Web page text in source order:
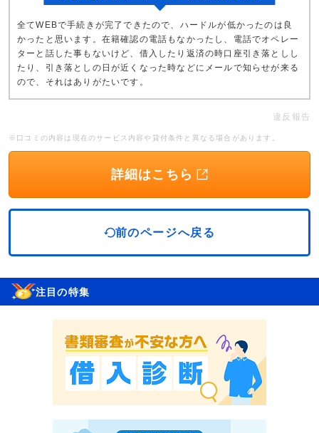
全てWEBで手続きが完了できたので、ハードルが低かったのは良
かったと思います。在籍確認の電話もなかったし、電話でオペレー
ターと話した事もないけど、借入したり返済の時口座引き落としし
たり、引き落としの日が近くなった時などにメールで知らせが来る
ので、それはありがたいです。
違反報告
※口コミの内容は現在のサービス内容や貸付条件と異なる場合があります。
詳細はこちら
前のページへ戻る
注目の特集